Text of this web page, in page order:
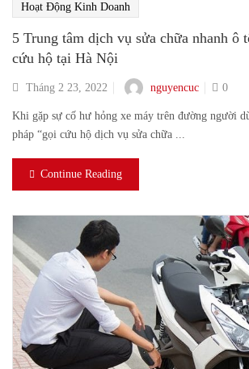
Hoạt Động Kinh Doanh
5 Trung tâm dịch vụ sửa chữa nhanh ô
cứu hộ tại Hà Nội
Tháng 2 23, 2022 nguyencuc 0
Khi gặp sự cố hư hỏng xe máy trên đường người
pháp “gọi cứu hộ dịch vụ sửa chữa ...
Continue Reading